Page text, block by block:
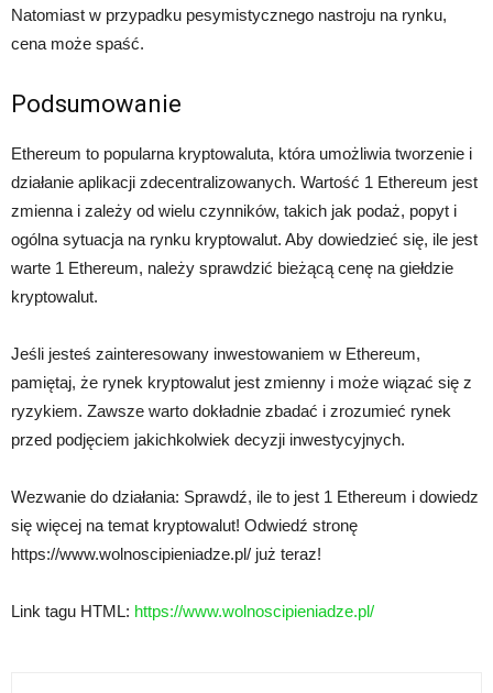
Natomiast w przypadku pesymistycznego nastroju na rynku,
cena może spaść.
Podsumowanie
Ethereum to popularna kryptowaluta, która umożliwia tworzenie i
działanie aplikacji zdecentralizowanych. Wartość 1 Ethereum jest
zmienna i zależy od wielu czynników, takich jak podaż, popyt i
ogólna sytuacja na rynku kryptowalut. Aby dowiedzieć się, ile jest
warte 1 Ethereum, należy sprawdzić bieżącą cenę na giełdzie
kryptowalut.
Jeśli jesteś zainteresowany inwestowaniem w Ethereum,
pamiętaj, że rynek kryptowalut jest zmienny i może wiązać się z
ryzykiem. Zawsze warto dokładnie zbadać i zrozumieć rynek
przed podjęciem jakichkolwiek decyzji inwestycyjnych.
Wezwanie do działania: Sprawdź, ile to jest 1 Ethereum i dowiedz
się więcej na temat kryptowalut! Odwiedź stronę
https://www.wolnoscipieniadze.pl/ już teraz!
Link tagu HTML: https://www.wolnoscipieniadze.pl/